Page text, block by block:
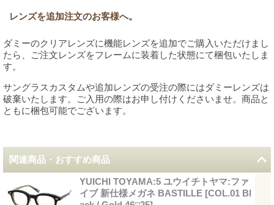
レンズを追加注文のお客様へ。
ダミーのクリアレンズに機能レンズを追加でご購入いただけまし
たら、ご注文レンズをフレームに装着した状態にて梱包いたしま
す。
サングラスカスタムや追加レンズの受注の際にはダミーレンズは
破棄いたします。ご入用の際はお申し付けくださいませ。商品と
ともに梱包可能でございます。
関連商品・おすすめ商品
YUICHI TOYAMA:5 ユウイチトヤマ:ファ
イブ 新仕様メガネ BASTILLE [COL.01 Bl